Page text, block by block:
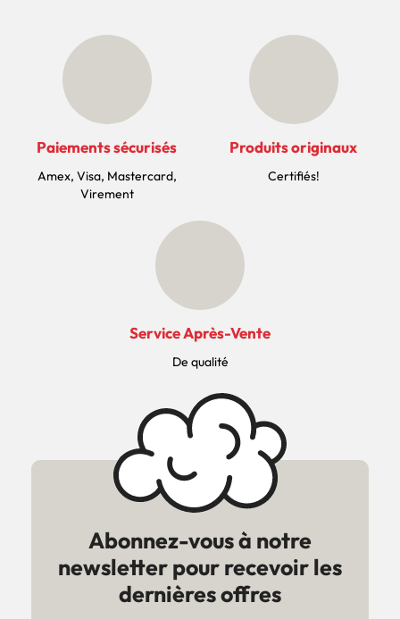
Paiements sécurisés
Amex, Visa, Mastercard,
Virement
Produits originaux
Certifiés!
Service Après-Vente
De qualité
Abonnez-vous à notre
newsletter pour recevoir les
dernières offres